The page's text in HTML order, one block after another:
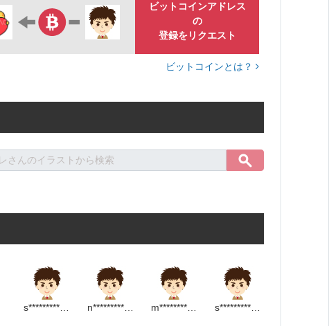
ビットコインアドレス
の
登録をリクエスト
ビットコインとは？
n************************m m**********************m s******************m